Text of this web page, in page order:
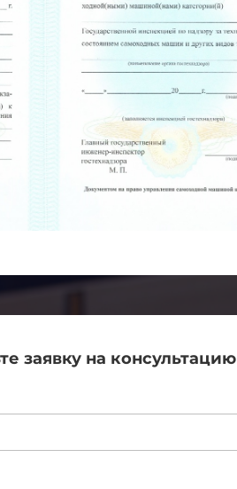
заявку на консультацию